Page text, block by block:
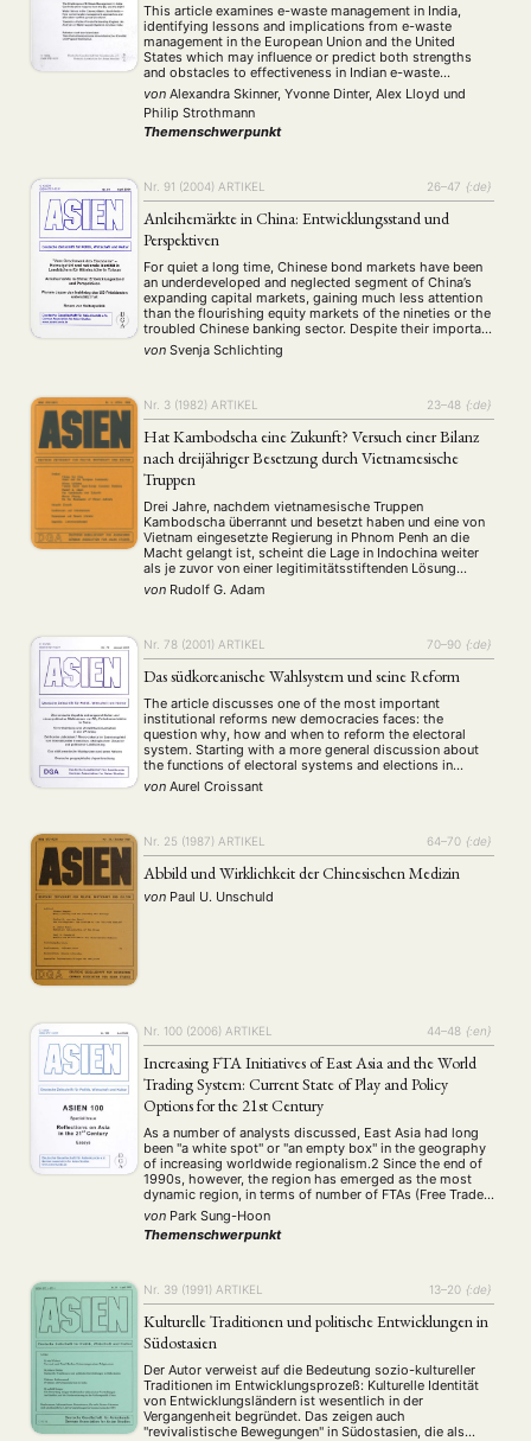
This article examines e-waste management in India,
identifying lessons and implications from e-waste
management in the European Union and the United
States which may influence or predict both strengths
and obstacles to effectiveness in Indian e-waste
regulation. India’s new draft E-waste (Management and
Handling) Rules are much more comprehensive than any
US e-waste regulations and …
von Alexandra Skinner, Yvonne Dinter, Alex Lloyd und
Philip Strothmann
Themenschwerpunkt
Nr. 91 (2004) ARTIKEL 26–47 {:de}
Anleihemärkte in China: Entwicklungsstand und
Perspektiven
For quiet a long time, Chinese bond markets have been
an underdeveloped and neglected segment of China’s
expanding capital markets, gaining much less attention
than the flourishing equity markets of the nineties or the
troubled Chinese banking sector. Despite their important
role in capital market development, it was only very
recently that – heavily influenced …
von Svenja Schlichting
Nr. 3 (1982) ARTIKEL 23–48 {:de}
Hat Kambodscha eine Zukunft? Versuch einer Bilanz
nach dreijähriger Besetzung durch Vietnamesische
Truppen
Drei Jahre, nachdem vietnamesische Truppen
Kambodscha überrannt und besetzt haben und eine von
Vietnam eingesetzte Regierung in Phnom Penh an die
Macht gelangt ist, scheint die Lage in Indochina weiter
als je zuvor von einer legitimitätsstiftenden Lösung
entfernt zu sein. Zwar ist das Problem der Zukunft
Kambodschas auf drei Generalversammlungen der
von Rudolf G. Adam
Nr. 78 (2001) ARTIKEL 70–90 {:de}
Das südkoreanische Wahlsystem und seine Reform
The article discusses one of the most important
institutional reforms new democracies faces: the
question why, how and when to reform the electoral
system. Starting with a more general discussion about
the functions of electoral systems and elections in
democratic systems, the paper explores the working of
the electoral system in South Korea. It will …
von Aurel Croissant
Nr. 25 (1987) ARTIKEL 64–70 {:de}
Abbild und Wirklichkeit der Chinesischen Medizin
von Paul U. Unschuld
Nr. 100 (2006) ARTIKEL 44–48 {:en}
Increasing FTA Initiatives of East Asia and the World
Trading System: Current State of Play and Policy
Options for the 21st Century
As a number of analysts discussed, East Asia had long
been "a white spot" or "an empty box" in the geography
of increasing worldwide regionalism.2 Since the end of
1990s, however, the region has emerged as the most
dynamic region, in terms of number of FTAs (Free Trade
Areas) concluded. Currently, more than thirty FTAs …
von Park Sung-Hoon
Themenschwerpunkt
Nr. 39 (1991) ARTIKEL 13–20 {:de}
Kulturelle Traditionen und politische Entwicklungen in
Südostasien
Der Autor verweist auf die Bedeutung sozio-kultureller
Traditionen im Entwicklungsprozeß: Kulturelle Identität
von Entwicklungsländern ist wesentlich in der
Vergangenheit begründet. Das zeigen auch
"revivalistische Bewegungen" in Südostasien, die als